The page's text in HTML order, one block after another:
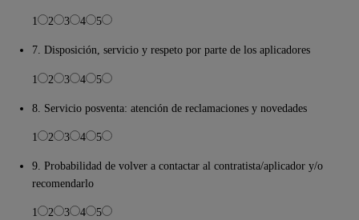
1 2 3 4 5
7. Disposición, servicio y respeto por parte de los aplicadores
1 2 3 4 5
8. Servicio posventa: atención de reclamaciones y novedades
1 2 3 4 5
9. Probabilidad de volver a contactar al contratista/aplicador y/o
recomendarlo
1 2 3 4 5